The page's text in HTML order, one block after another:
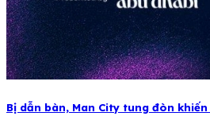
Bị dẫn bàn, Man City tung đòn